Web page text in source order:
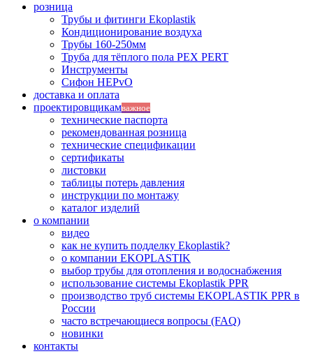
розница
Трубы и фитинги Ekoplastik
Кондиционирование воздуха
Трубы 160-250мм
Труба для тёплого пола PEX PERT
Инструменты
Сифон HEPvO
доставка и оплата
проектировщикамважное
технические паспорта
рекомендованная розница
технические спецификации
сертификаты
листовки
таблицы потерь давления
инструкции по монтажу
каталог изделий
о компании
видео
как не купить подделку Ekoplastik?
о компании EKOPLASTIK
выбор трубы для отопления и водоснабжения
использование системы Ekoplastik PPR
производство труб системы EKOPLASTIK PPR в
России
часто встречающиеся вопросы (FAQ)
новинки
контакты